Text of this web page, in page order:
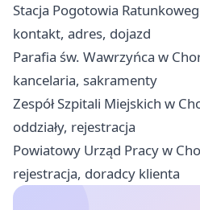
Stacja Pogotowia
kontakt, adres, dojazd
Parafia św. Wawrzyńca w
kancelaria, sakramenty
Zespół Szpitali Miejskich w
oddziały, rejestracja
Powiatowy Urząd Pracy w
rejestracja, doradcy klienta